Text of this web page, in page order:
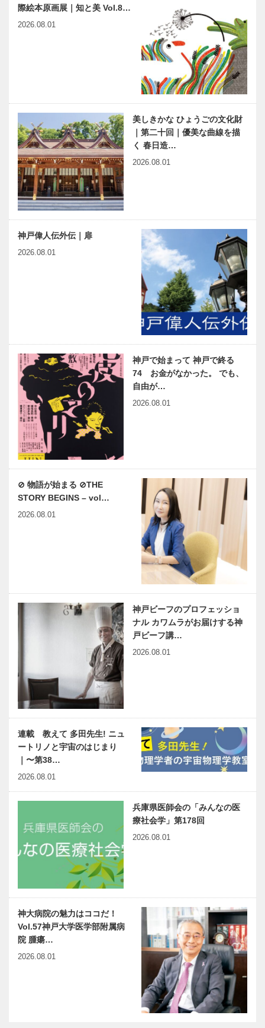
際絵本原画展｜知と美 Vol.8…
2026.08.01
美しきかな ひょうごの文化財
｜第二十回｜優美な曲線を描
く 春日造…
2026.08.01
神戸偉人伝外伝｜扉
2026.08.01
神戸で始まって 神戸で終る
74 お金がなかった。 でも、
自由が…
2026.08.01
⊘ 物語が始まる ⊘THE
STORY BEGINS – vol…
2026.08.01
神戸ビーフのプロフェッショ
ナル カワムラがお届けする神
戸ビーフ講…
2026.08.01
連載 教えて 多田先生! ニュ
ートリノと宇宙のはじまり
｜〜第38…
2026.08.01
兵庫県医師会の「みんなの医
療社会学」第178回
2026.08.01
神大病院の魅力はココだ！
Vol.57神戸大学医学部附属病
院 腫瘍…
2026.08.01